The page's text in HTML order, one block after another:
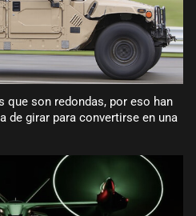
que son redondas, por eso han
de girar para convertirse en una